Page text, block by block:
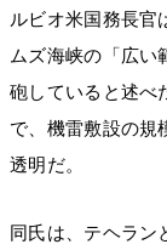
ルビオ米国務長官
ムズ海峡の「広い
砲していると述べ
で、機雷敷設の規
透明だ。
同氏は、テヘラン